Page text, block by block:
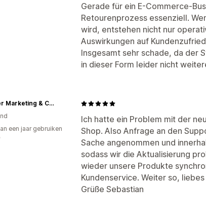
Gerade für ein E-Commerce-
Retourenprozess essenziell.
wird, entstehen nicht nur
Auswirkungen auf
Insgesamt sehr schade, da der
in dieser Form leider nicht
Ich hatte ein Problem mit der
Shop. Also Anfrage an den
Sache angenommen und
sodass wir die Aktualisierung
wieder unsere Produkte
Kundenservice. Weiter so,
Grüße Sebastian
Baumer Marketing & Consulting GmbH
een jaar gebruiken